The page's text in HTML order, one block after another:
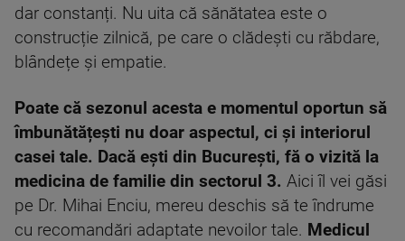
dar constanți. Nu uita că sănătatea este o
construcție zilnică, pe care o clădești cu răbdare,
blândețe și empatie.
Poate că sezonul acesta e momentul oportun să
îmbunătățești nu doar aspectul, ci și interiorul
casei tale. Dacă ești din București, fă o vizită la
medicina de familie din sectorul 3. Aici îl vei găsi
pe Dr. Mihai Enciu, mereu deschis să te îndrume
cu recomandări adaptate nevoilor tale. Medicul